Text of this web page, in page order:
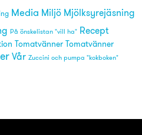
Media Miljö Mjölksyrejäsning
På önskelistan "vill ha" Recept
Tomatvänner Tomatvänner
Vår Zuccini och pumpa "kokboken"